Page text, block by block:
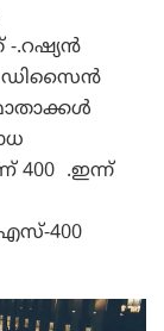
-.റഷ്യൻ
ഡിസൈൻ
400 .ഇന്ന്
400